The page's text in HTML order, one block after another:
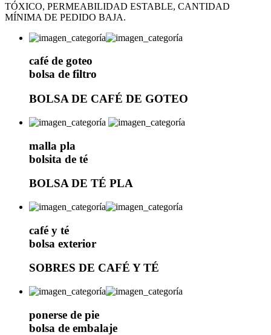
TÓXICO, PERMEABILIDAD ESTABLE, CANTIDAD
MÍNIMA DE PEDIDO BAJA.
café de goteo
bolsa de filtro
BOLSA DE CAFÉ DE GOTEO
malla pla
bolsita de té
BOLSA DE TÉ PLA
café y té
bolsa exterior
SOBRES DE CAFÉ Y TÉ
ponerse de pie
bolsa de embalaje